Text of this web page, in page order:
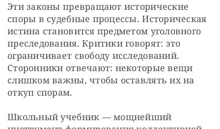
Эти законы превращают исторические
споры в судебные процессы. Историческая
истина становится предметом уголовного
преследования. Критики говорят: это
ограничивает свободу исследований.
Сторонники отвечают: некоторые вещи
слишком важны, чтобы оставлять их на
откуп спорам.
Школьный учебник — мощнейший